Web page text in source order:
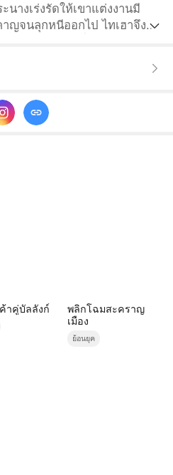
นางเร่งรัดให้เขาแต่งงานมี
ญจนลุกหนีออกไป ไทเฮาจึง
แกะ! หยวนเป่ารู้ทันทีว่าฝ่า
ส่งทูตหลวงออกไปสืบหาความ
ละลูกสาวของตน ซ่งหว่านอี๋จึง
าคู่บัลลังก์
พลิกโฉมสะคราญ
เมือง
ย้อนยุค